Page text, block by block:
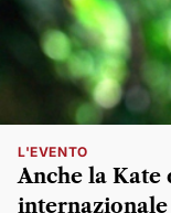
L'EVENTO
Anche la Kate